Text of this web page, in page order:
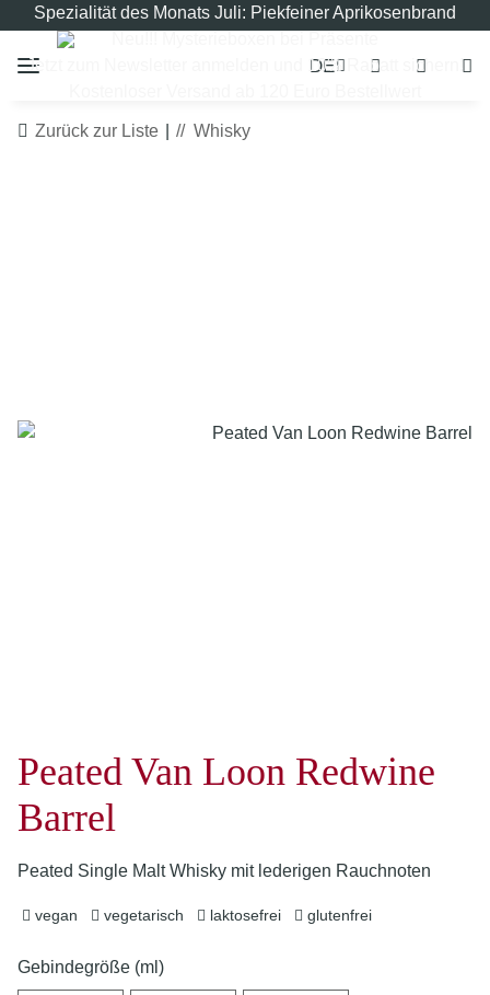
Spezialität des Monats Juli: Piekfeiner Aprikosenbrand
Jetzt zum Newsletter anmelden und 10% Rabatt sichern!
DE
Zurück zur Liste Whisky
Peated Van Loon Redwine
Barrel
Peated Single Malt Whisky mit lederigen Rauchnoten
vegan vegetarisch laktosefrei glutenfrei
Gebindegröße (ml)